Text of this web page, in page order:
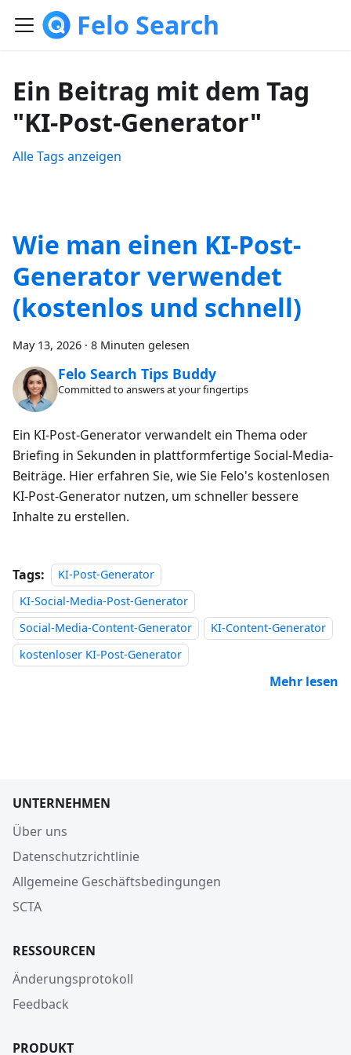
Felo Search
Ein Beitrag mit dem Tag
"KI-Post-Generator"
Alle Tags anzeigen
Wie man einen KI-Post-
Generator verwendet
(kostenlos und schnell)
May 13, 2026 · 8 Minuten gelesen
Felo Search Tips Buddy
Committed to answers at your fingertips
Ein KI-Post-Generator verwandelt ein Thema oder
Briefing in Sekunden in plattformfertige Social-Media-
Beiträge. Hier erfahren Sie, wie Sie Felo's kostenlosen
KI-Post-Generator nutzen, um schneller bessere
Inhalte zu erstellen.
Tags:
KI-Post-Generator
KI-Social-Media-Post-Generator
Social-Media-Content-Generator
KI-Content-Generator
kostenloser KI-Post-Generator
Mehr lesen
UNTERNEHMEN
Über uns
Datenschutzrichtlinie
Allgemeine Geschäftsbedingungen
SCTA
RESSOURCEN
Änderungsprotokoll
Feedback
PRODUKT